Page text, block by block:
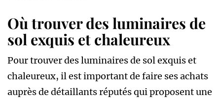
Où trouver des luminaires de
sol exquis et chaleureux
Pour trouver des luminaires de sol exquis et
chaleureux, il est important de faire ses achats
auprès de détaillants réputés qui proposent une